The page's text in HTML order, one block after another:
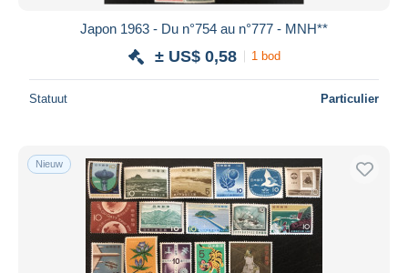
Japon 1963 - Du n°754 au n°777 - MNH**
± US$ 0,58 1 bod
Statuut Particulier
Nieuw